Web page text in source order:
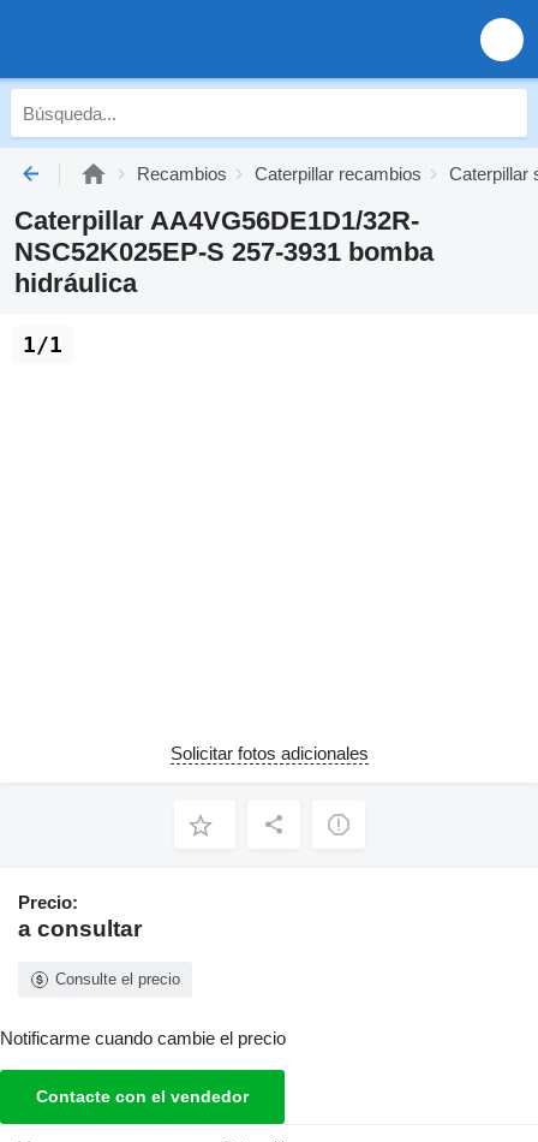
Recambios Caterpillar recambios Caterpillar
Caterpillar AA4VG56DE1D1/32R-
NSC52K025EP-S 257-3931 bomba
hidráulica
1/1
Solicitar fotos adicionales
Precio:
a consultar
Consulte el precio
Notificarme cuando cambie el precio
Contacte con el vendedor